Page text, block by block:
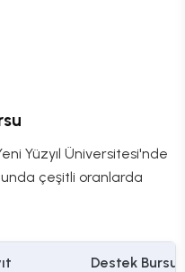
Yüzyıl Üniversitesi'nde
çeşitli oranlarda
Destek Bursu